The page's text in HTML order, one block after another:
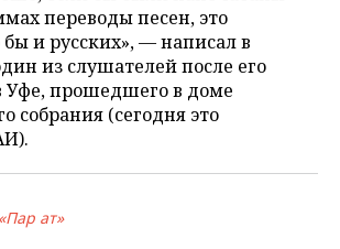
переводы песен, это
и русских», — написал в
из слушателей после его
Уфе, прошедшего в доме
собрания (сегодня это
ат»